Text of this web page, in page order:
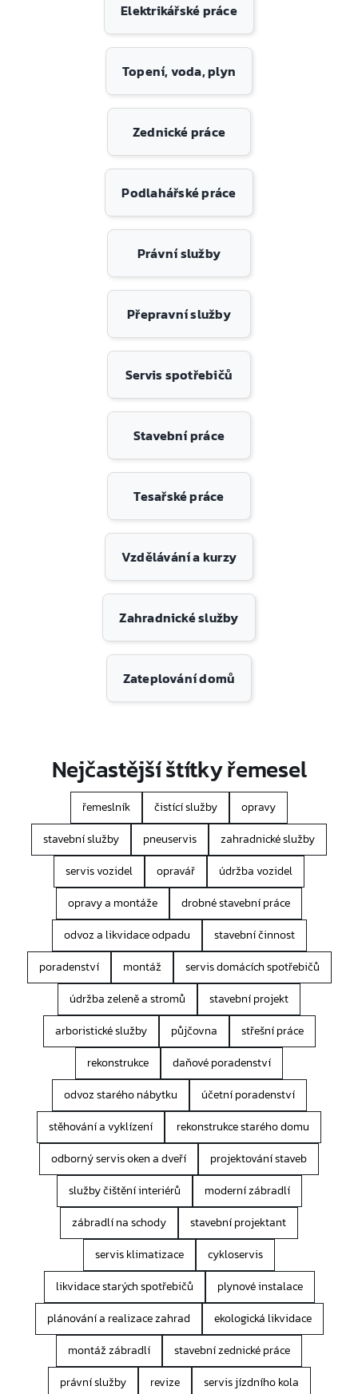
Elektrikářské práce
Topení, voda, plyn
Zednické práce
Podlahářské práce
Právní služby
Přepravní služby
Servis spotřebičů
Stavební práce
Tesařské práce
Vzdělávání a kurzy
Zahradnické služby
Zateplování domů
Nejčastější štítky řemesel
řemeslník čistící služby
opravy
stavební služby
pneuservis
zahradnické služby
servis vozidel
opravář
údržba vozidel
opravy a montáže
drobné stavební práce
odvoz a likvidace odpadu
stavební činnost
poradenství
montáž
servis domácích spotřebičů
údržba zeleně a stromů
stavební projekt
arboristické služby
půjčovna
střešní práce
rekonstrukce
daňové poradenství
odvoz starého nábytku
účetní poradenství
stěhování a vyklízení
rekonstrukce starého domu
odborný servis oken a dveří
projektování staveb
služby čištění interiérů
moderní zábradlí
zábradlí na schody
stavební projektant
servis klimatizace
cykloservis
likvidace starých spotřebičů
plynové instalace
plánování a realizace zahrad
ekologická likvidace
montáž zábradlí
stavební zednické práce
právní služby
revize servis jízdního kola